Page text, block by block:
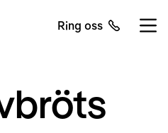
Ring oss